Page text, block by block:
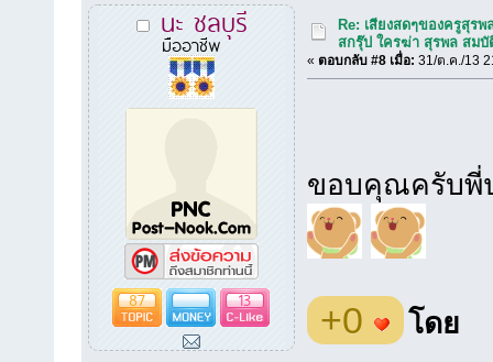
นะ ชลบุรี
มืออาชีพ
87 13
Re: เสียงสดๆของครูสุรพ
สกรุ๊ป ใครฆ่า สุรพล สมบั
« ตอบกลับ #8 เมื่อ: 31/ต.ค./13
ขอบคุณครับพี่
+0 โดย